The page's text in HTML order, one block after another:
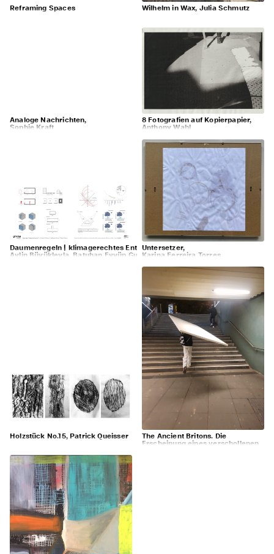
Reframing Spaces Wilhelm in Wax, Julia Schmutz
Analoge Nachrichten,
Sophie Kraft
8 Fotografien auf Kopierpapier,
Anthony Wahl
Daumenregeln | klimagerechtes Entwerfen,
Aylin Büyükleyla, Batuhan Eyyüp Gugeler, Leandra Heine, Eva Henle,
Untersetzer,
Karina Ferreira Torres
Holzstück No.15, Patrick Queisser The Ancient Britons. Die
Erscheinung eines verschollenen